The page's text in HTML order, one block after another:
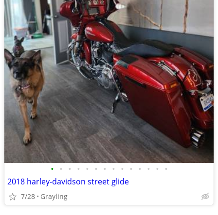
• • • • • • • • • • • • • •
2018 harley-davidson street glide
7/28 Grayling